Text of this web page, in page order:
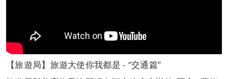
【旅遊局】旅遊大使你我都是 - “交通篇”